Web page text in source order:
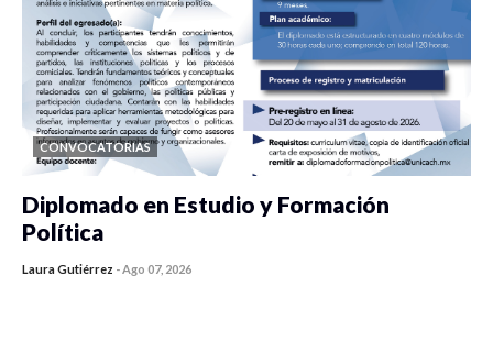
CONVOCATORIAS
Diplomado en Estudio y Formación
Política
Laura Gutiérrez -Ago 07, 2026